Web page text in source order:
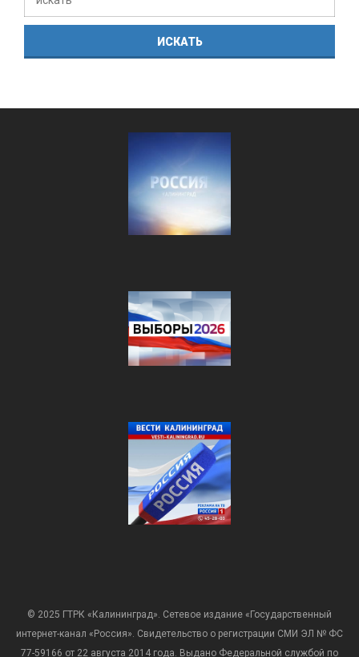
© 2025 ГТРК «Калининград». Сетевое издание «Государственный
интернет-канал «Россия». Свидетельство о регистрации СМИ ЭЛ № ФС
77-59166 от 22 августа 2014 года. Выдано Федеральной службой по